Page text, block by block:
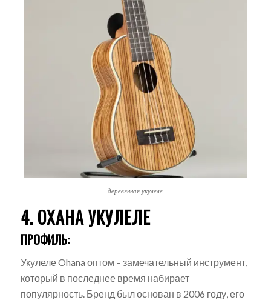
деревянная укулеле
4. ОХАНА УКУЛЕЛЕ
ПРОФИЛЬ:
Укулеле Ohana оптом – замечательный инструмент,
который в последнее время набирает
популярность. Бренд был основан в 2006 году, его